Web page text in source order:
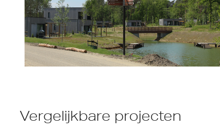
Vergelijkbare projecten